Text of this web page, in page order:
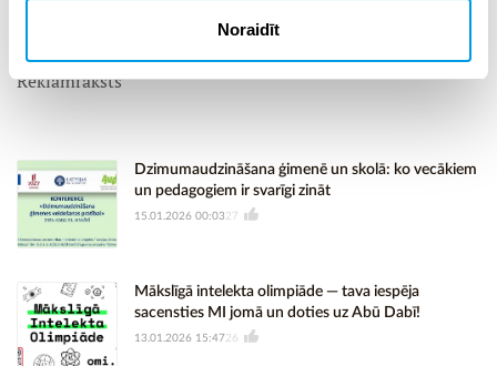
Noraidīt
Reklāmraksts
Dzimumaudzināšana ģimenē un skolā: ko vecākiem
un pedagogiem ir svarīgi zināt
15.01.2026 00:03 27
Mākslīgā intelekta olimpiāde — tava iespēja
sacensties MI jomā un doties uz Abū Dabī!
13.01.2026 15:4726